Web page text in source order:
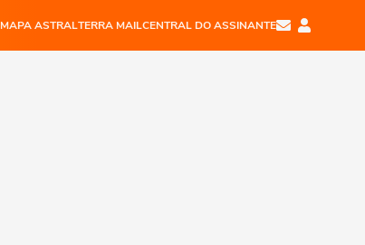
MAPA ASTRALTERRA MAILCENTRAL DO ASSINANTE